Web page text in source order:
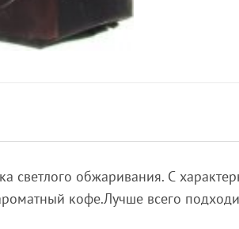
светлого обжаривания. С
кофе.Лучше всего